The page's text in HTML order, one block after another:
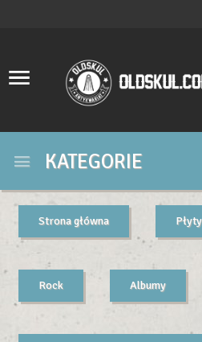
KATEGORIE
Strona główna
Rock Albumy